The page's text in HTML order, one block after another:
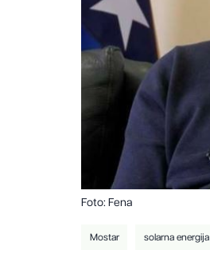
Foto: Fena
Mostar solarna energija